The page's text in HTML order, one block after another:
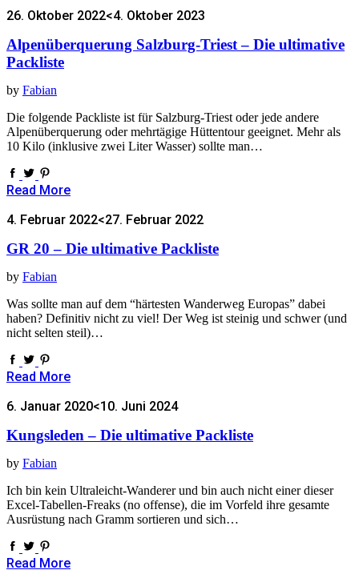
26. Oktober 2022<4. Oktober 2023
Alpenüberquerung Salzburg-Triest – Die ultimative
Packliste
by Fabian
Die folgende Packliste ist für Salzburg-Triest oder jede andere
Alpenüberquerung oder mehrtägige Hüttentour geeignet. Mehr als
10 Kilo (inklusive zwei Liter Wasser) sollte man…
Read More
4. Februar 2022<27. Februar 2022
GR 20 – Die ultimative Packliste
by Fabian
Was sollte man auf dem “härtesten Wanderweg Europas” dabei
haben? Definitiv nicht zu viel! Der Weg ist steinig und schwer (und
nicht selten steil)…
Read More
6. Januar 2020<10. Juni 2024
Kungsleden – Die ultimative Packliste
by Fabian
Ich bin kein Ultraleicht-Wanderer und bin auch nicht einer dieser
Excel-Tabellen-Freaks (no offense), die im Vorfeld ihre gesamte
Ausrüstung nach Gramm sortieren und sich…
Read More